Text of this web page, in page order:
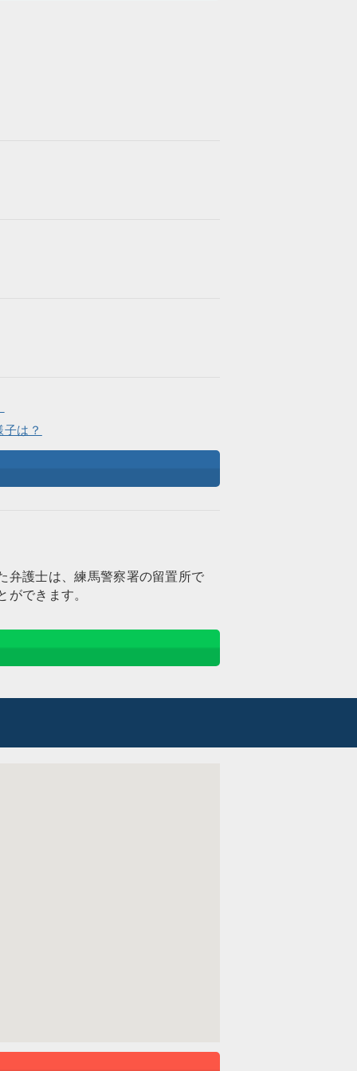
は？
弁護士は、練馬警察署の留置所で
できます。